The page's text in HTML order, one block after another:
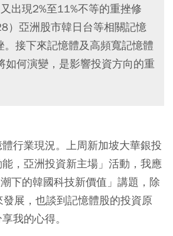
出現2%至11%不等的重挫修
）亞洲股市韓日台等相關記憶
。接下來記憶體及高頻寬記憶體
如何演變，是影響投資方向的重
行業現況。上周新加坡大華銀投
，亞洲投資新主場」活動，我應
下的韓國科技新價值」講題，除
發展，也談到記憶體股的投資原
我的心得。